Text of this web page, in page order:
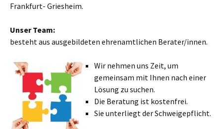
Frankfurt- Griesheim.
Unser Team:
besteht aus ausgebildeten ehrenamtlichen Berater/innen.
Wir nehmen uns Zeit, um
gemeinsam mit Ihnen nach einer
Lösung zu suchen.
Die Beratung ist kostenfrei.
Sie unterliegt der Schweigepflicht.